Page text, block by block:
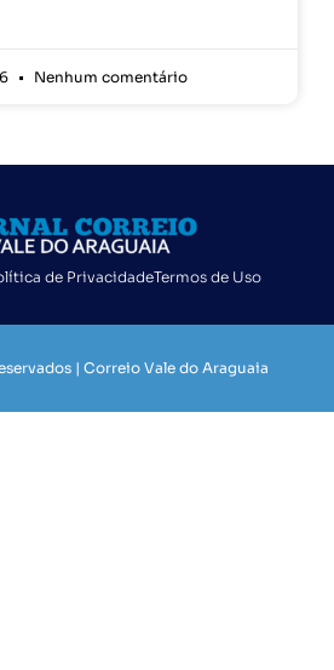
Nenhum comentário
de PrivacidadeTermos de Uso
| Correio Vale do Araguaia